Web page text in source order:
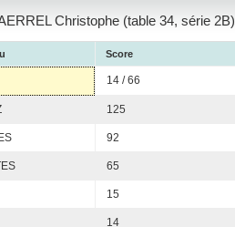
Christophe (table 34, série 2B)
Score
14 / 66
125
92
65
15
14